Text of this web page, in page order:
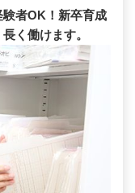
験者OK！新卒育成
く働けます。